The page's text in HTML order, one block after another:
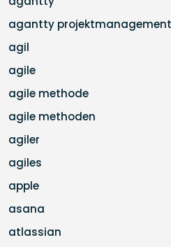
agantty projektmanagement
agil
agile
agile methode
agile methoden
agiler
agiles
apple
asana
atlassian